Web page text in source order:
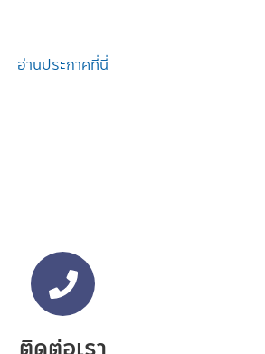
อ่านประกาศที่นี่
ติดต่อเรา